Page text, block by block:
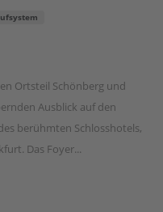
Ortsteil Schönberg und
Ausblick auf den
berühmten Schlosshotels,
Das Foyer...